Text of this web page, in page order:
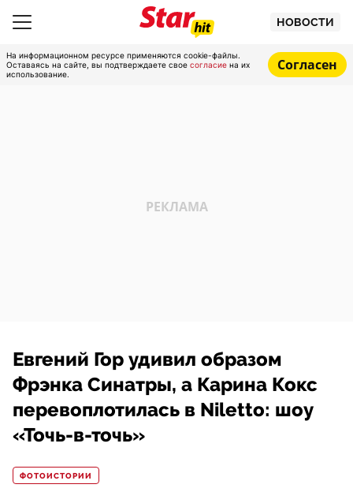
НОВОСТИ
На информационном ресурсе применяются cookie-файлы.
Оставаясь на сайте, вы подтверждаете свое согласие на их
использование.
Согласен
Евгений Гор удивил образом
Фрэнка Синатры, а Карина Кокс
перевоплотилась в Niletto: шоу
«Точь-в-точь»
ФОТОИСТОРИИ